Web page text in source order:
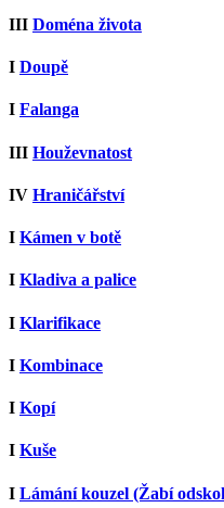
III Doména života
I Doupě
I Falanga
III Houževnatost
IV Hraničářství
I Kámen v botě
I Kladiva a palice
I Klarifikace
I Kombinace
I Kopí
I Kuše
I Lámání kouzel (Žabí